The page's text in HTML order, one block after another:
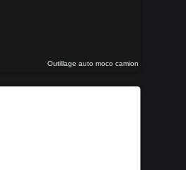
Outillage auto moco camion